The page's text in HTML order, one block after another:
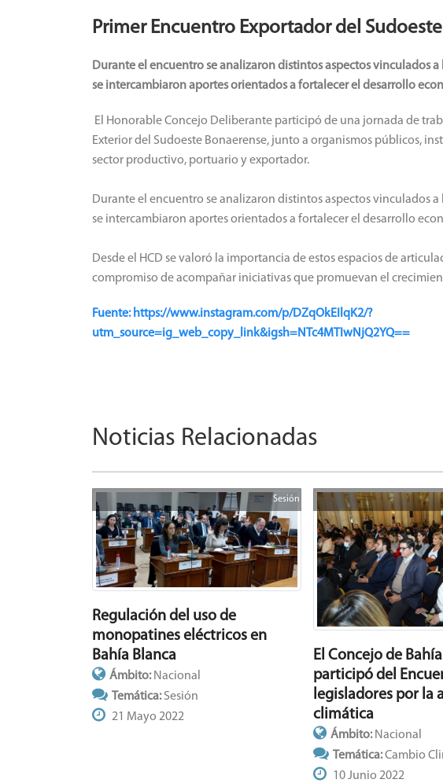
Primer Encuentro Exportador del
Durante el encuentro se analizaron distintos aspectos vinculados
se intercambiaron aportes orientados a fortalecer el desarrollo
El Honorable Concejo Deliberante participó de una jornada de
Exterior del Sudoeste Bonaerense, junto a organismos públicos,
sector productivo, portuario y exportador.
Durante el encuentro se analizaron distintos aspectos vinculados
se intercambiaron aportes orientados a fortalecer el desarrollo
Desde el HCD se valoró la importancia de estos espacios de
compromiso de acompañar iniciativas que promuevan el
Fuente: https://www.instagram.com/p/DZqOkEIlqK2/?
utm_source=ig_web_copy_link&igsh=NTc4MTIwNjQ2YQ==
Noticias Relacionadas
Sesión
Regulación del uso de
monopatines eléctricos en
Bahía Blanca
Ámbito: Nacional
Temática:Sesión
21 Mayo 2022
El Concejo de
participó del
legisladores por la
climática
Ámbito: Nacional
Temática:Cambio
10 Junio 2022